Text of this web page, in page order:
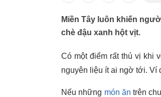
Miền Tây luôn khiến
chè đậu xanh hột vịt.
Có một điểm rất thú vị khi
nguyên liệu ít ai ngờ tới. Ví
Nếu những món ăn trên